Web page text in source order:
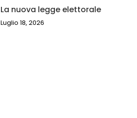
La nuova legge elettorale
Luglio 18, 2026